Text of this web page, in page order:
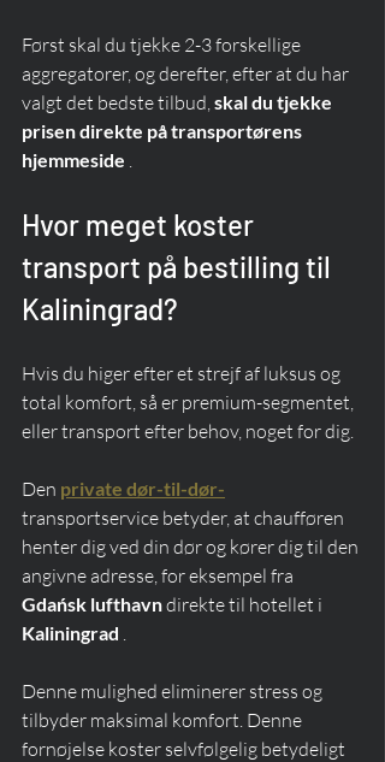
Først skal du tjekke 2-3 forskellige
aggregatorer, og derefter, efter at du har
valgt det bedste tilbud, skal du tjekke
prisen direkte på transportørens
hjemmeside
Hvor meget koster
transport på bestilling til
Kaliningrad?
Hvis du higer efter et strejf af luksus og
total komfort, så er premium-segmentet,
eller transport efter behov, noget for dig.
Den private dør-til-dør-
transportservice betyder, at chaufføren
henter dig ved din dør og kører dig til den
angivne adresse, for eksempel fra
Gdańsk lufthavn direkte til hotellet i
Kaliningrad
Denne mulighed eliminerer stress og
tilbyder maksimal komfort. Denne
fornøjelse koster selvfølgelig betydeligt